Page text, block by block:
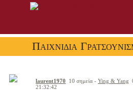
Παιχνίδια
laurent1970 10 σημεία - Ying & Yang
21:32:42